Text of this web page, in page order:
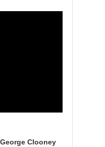
George Clooney